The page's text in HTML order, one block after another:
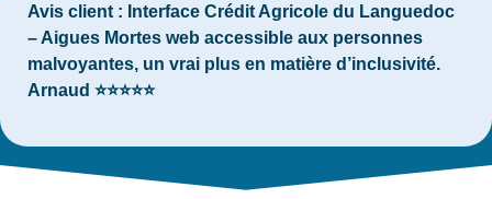
Avis client : Interface Crédit Agricole du Languedoc
– Aigues Mortes web accessible aux personnes
malvoyantes, un vrai plus en matière d’inclusivité.
Arnaud ⭐⭐⭐⭐⭐